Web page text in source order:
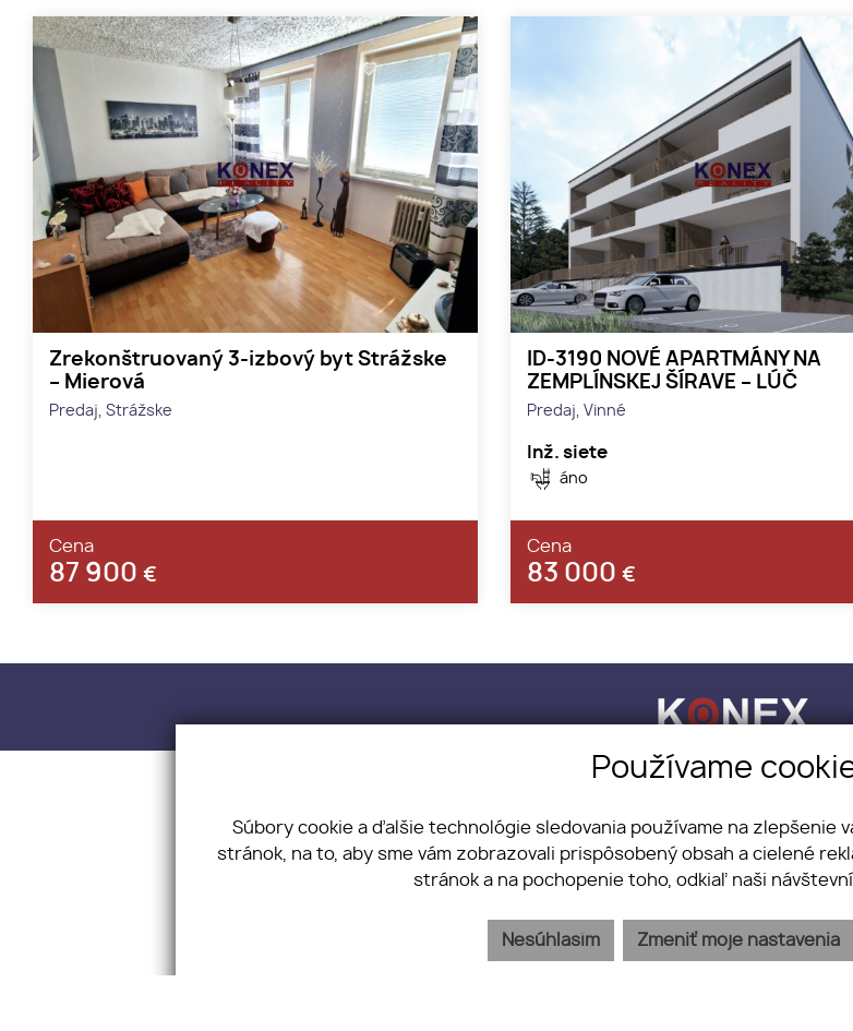
Zrekonštruovaný 3-izbový byt Strážske
– Mierová
Predaj, Strážske
Cena
87 900 €
ID-3190 NOVÉ APARTMÁNY NA
ZEMPLÍNSKEJ ŠÍRAVE – LÚČ
Predaj, Vinné
Inž. siete
áno
Cena
83 000 €
NEHNUTEĽNOSTI BLOG KONTAKT
Používame
Súbory cookie a ďalšie technológie sledovania používame na zlepšenie
stránok, na to, aby sme vám zobrazovali prispôsobený obsah a cielené
stránok a na pochopenie toho, odkiaľ naši
Nesúhlasím Zmeniť moje nastavenia